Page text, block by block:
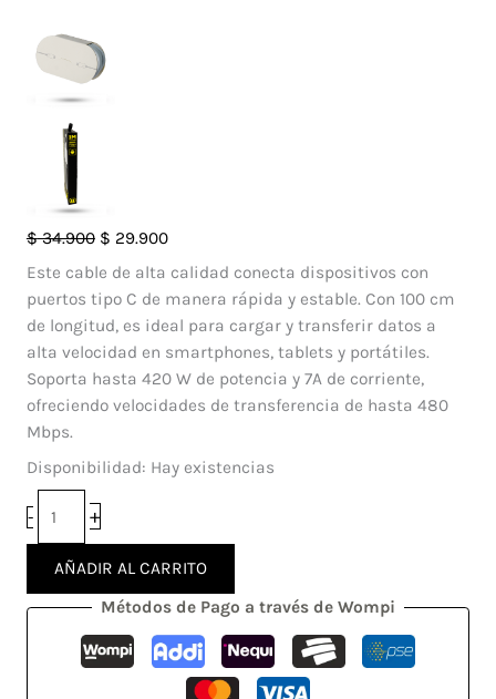
$34.900 El
precio
original
era:
$ 34.900.
$ 29.900El
precio
es:
$ 29.900.
Este cable de alta calidad conecta dispositivos con
puertos tipo C de manera rápida y estable. Con 100 cm
de longitud, es ideal para cargar y transferir datos a
alta velocidad en smartphones, tablets y portátiles.
Soporta hasta 420 W de potencia y 7A de corriente,
ofreciendo velocidades de transferencia de hasta 480
Mbps.
Disponibilidad: Hay existencias
-
Cable
Mome
Tipo
a
C
Xiaomi
+
AÑADIR AL CARRITO
Métodos de Pago a través de Wompi